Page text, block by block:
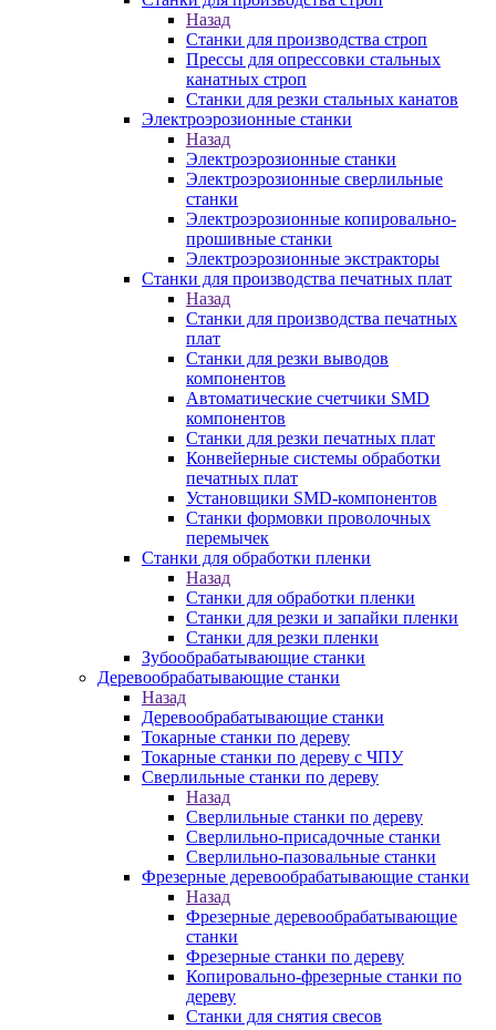
Назад
Станки для производства строп
Прессы для опрессовки стальных
канатных строп
Станки для резки стальных канатов
Электроэрозионные станки
Назад
Электроэрозионные станки
Электроэрозионные сверлильные
станки
Электроэрозионные копировально-
прошивные станки
Электроэрозионные экстракторы
Станки для производства печатных плат
Назад
Станки для производства печатных
плат
Станки для резки выводов
компонентов
Автоматические счетчики SMD
компонентов
Станки для резки печатных плат
Конвейерные системы обработки
печатных плат
Установщики SMD-компонентов
Станки формовки проволочных
перемычек
Станки для обработки пленки
Назад
Станки для обработки пленки
Станки для резки и запайки пленки
Станки для резки пленки
Зубообрабатывающие станки
Деревообрабатывающие станки
Назад
Деревообрабатывающие станки
Токарные станки по дереву
Токарные станки по дереву с ЧПУ
Сверлильные станки по дереву
Назад
Сверлильные станки по дереву
Сверлильно-присадочные станки
Сверлильно-пазовальные станки
Фрезерные деревообрабатывающие станки
Назад
Фрезерные деревообрабатывающие
станки
Фрезерные станки по дереву
Копировально-фрезерные станки по
дереву
Станки для снятия свесов